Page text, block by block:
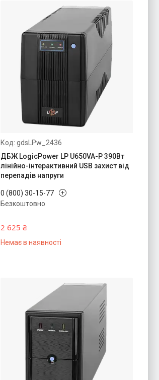
gdsLPw_2436
ДБЖ LogicPower LP U650VA-P 390Вт
лінійно-інтерактивний USB захист від
перепадів напруги
0 (800) 30-15-77
Безкоштовно
2 625 ₴
Немає в наявності